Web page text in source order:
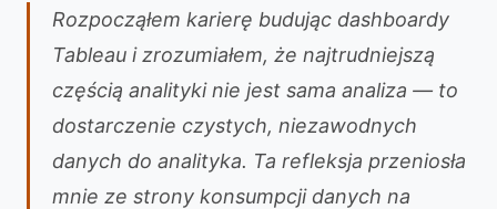
Rozpocząłem karierę budując dashboardy
Tableau i zrozumiałem, że najtrudniejszą
częścią analityki nie jest sama analiza — to
dostarczenie czystych, niezawodnych
danych do analityka. Ta refleksja przeniosła
mnie ze strony konsumpcji danych na